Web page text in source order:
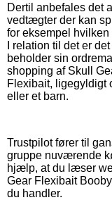
Dertil anbefales det
vedtægter der kan
for eksempel
I relation til det er
beholder sin
shopping af Skull
Flexibait, ligegyldigt
eller et barn.
Trustpilot fører til
gruppe nuværende
hjælp, at du læser
Gear Flexibait
du handler.